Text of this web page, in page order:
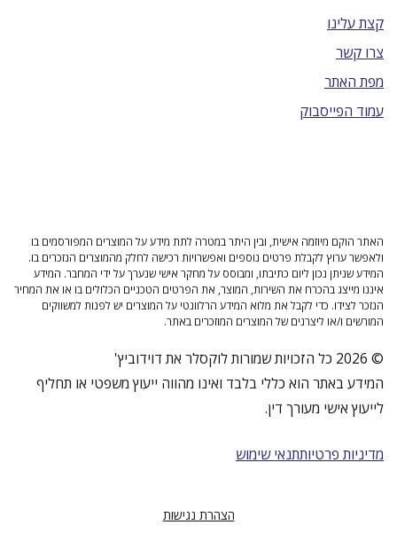
קצת עלינו
צרו קשר
מפת האתר
עמוד הפייסבוק
האתר הוקם מיוזמה אישית, ובין היתר במטרה לתת מידע על המוצרים המפורסמים בו
ולאפשר ערוץ לקבלת פרטים נוספים ואפשרויות רכישה לחלק מהמוצרים הנזכרים בו.
המידע שניתן נכון ליום כתיבתו, ומבוסס על מחקר אישי שנערך על ידי המחבר. המידע
איננו מייצג בהכרח את השירות, המוצר, את הפרטים הטכניים הכלולים בו או את המחיר
הנזכר לצידו. כדי לקבל את מלוא המידע הרלוונטי על המוצרים יש לפנות למשווקים
המורשים ו/או ליצרנים של המוצרים המוזכרים באתר.
© 2026 כל הזכויות שמורות לוקסלר את דוידוביץ'
המידע באתר הוא כללי בלבד ואינו מהווה ייעוץ משפטי או תחליף
לייעוץ אישי מעורך דין.
מדיניות פרטיותתנאי שימוש
הצהרת נגישות